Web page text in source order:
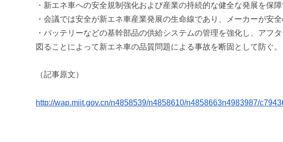
m
i
・ 新エネ車への安全規制強化および産業の持続的な健全な発展を保障
・会議では安全が新エネ車産業発展の生命線であり、
メーカーが安
・バッテリーなどの基幹部品の供給システムの管理を強化し、 アフ
図ることによって新エネ車の品質問題による事故を断固として防ぐ。
（記事原文）
http://wap.miit.gov.cn/n4858539/n4858610/n4858663n4983987/